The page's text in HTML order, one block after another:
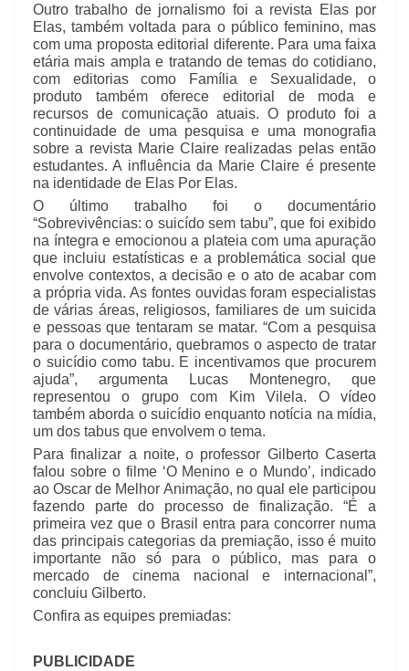
Outro trabalho de jornalismo foi a revista Elas por
Elas, também voltada para o público feminino, mas
com uma proposta editorial diferente. Para uma faixa
etária mais ampla e tratando de temas do cotidiano,
com editorias como Família e Sexualidade, o
produto também oferece editorial de moda e
recursos de comunicação atuais. O produto foi a
continuidade de uma pesquisa e uma monografia
sobre a revista Marie Claire realizadas pelas então
estudantes. A influência da Marie Claire é presente
na identidade de Elas Por Elas.
O último trabalho foi o documentário
“Sobrevivências: o suicído sem tabu”, que foi exibido
na íntegra e emocionou a plateia com uma apuração
que incluiu estatísticas e a problemática social que
envolve contextos, a decisão e o ato de acabar com
a própria vida. As fontes ouvidas foram especialistas
de várias áreas, religiosos, familiares de um suicida
e pessoas que tentaram se matar. “Com a pesquisa
para o documentário, quebramos o aspecto de tratar
o suicídio como tabu. E incentivamos que procurem
ajuda”, argumenta Lucas Montenegro, que
representou o grupo com Kim Vilela. O vídeo
também aborda o suicídio enquanto notícia na mídia,
um dos tabus que envolvem o tema.
Para finalizar a noite, o professor Gilberto Caserta
falou sobre o filme ‘O Menino e o Mundo’, indicado
ao Oscar de Melhor Animação, no qual ele participou
fazendo parte do processo de finalização. “É a
primeira vez que o Brasil entra para concorrer numa
das principais categorias da premiação, isso é muito
importante não só para o público, mas para o
mercado de cinema nacional e internacional”,
concluiu Gilberto.
Confira as equipes premiadas:
PUBLICIDADE